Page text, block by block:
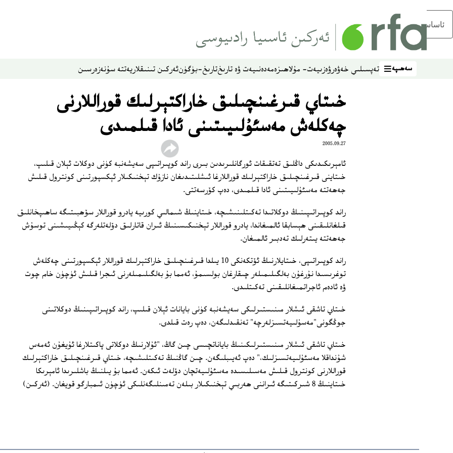
ئاساسلىق مەزمۇنغا ئاتلاڭ
سەھىپە
سەھىپە تەپسىلىي خەۋەرۋەزىيەت- مۇلاھىزەمەدەنىيەت ۋە تارىختارىخ-بۈگۈنئەركىن تىنىقلاريەتتە سۇنەزەرسىن
خىتاي قىرغىنچىلىق خاراكتېرلىك قوراللارنى
چەكلەش مەسئۇلىيىتىنى ئادا قىلمىدى
2005.09.27
ئامېرىكىدىكى داڭلىق تەتقىقات ئورگانلىرىدىن بىرى راند كوپىراتىپى سەيشەنبە كۈنى دوكلات ئېلان قىلىپ،
خىتاينى قىرغىنچىلىق خاراكتېرلىك قوراللارغا ئىشلىتىدىغان نازۇك تېخنىكىلار ئېكسپورتىنى كونترول قىلىش
جەھەتتە مەسئۇلىيىتىنى ئادا قىلمىدى، دەپ كۆرسەتتى.
راند كوپىراتىپىنىڭ دوكلاتىدا تەكىتلىنىشىچە، خىتاينىڭ شىمالىي كورىيە يادرو قوراللار سۆھبىتىگە ساھىپخانلىق
قىلغانلىقىنى ھېسابقا ئالمىغاندا، يادرو قوراللار تېخنىكىسىنىڭ ئىران قاتارلىق دۆلەتلەرگە كېڭىيىشىنى توسۇش
جەھەتتە يىتەرلىك تەدبىر ئالمىغان.
راند كوپىراتىپى، خىتايلارنىڭ ئۆتكەنكى 10 يىلدا قىرغىنچىلىق خاراكتېرلىك قوراللار ئېكسپورتىنى چەكلەش
توغرىسىدا نۇرغۇن بەلگىلىمىلەر چىقارغان بولسىمۇ، ئەمما بۇ بەلگىلىمىلەرنى ئىجرا قىلىش ئۈچۈن خام چوت
ۋە ئادەم ئاجراتمىغانلىقىنى تەكىتلىدى.
خىتاي تاشقى ئىشلار مىنىستىرلىكى سەيشەنبە كۈنى بايانات ئېلان قىلىپ، راند كوپىراتىپىنىڭ دوكلاتىنى
جوڭگونى"مەسۇلىيەتسىزلەرچە" تەنقىدلىگەن، دەپ رەت قىلدى.
خىتاي تاشقى ئىشلار مىنىستىرلىكىنىڭ باياناتچىسى چىن گاڭ، "ئۇلارنىڭ دوكلاتى پاكىتلارغا ئۇيغۇن ئەمەس
شۇنداقلا مەسئۇلىيەتسىزلىك،" دەپ ئەيىبلىگەن. چىن گاڭنىڭ تەكىتلىشىچە، خىتاي قىرغىنچىلىق خاراكتېرلىك
قوراللارنى كونترول قىلىش مەسىلىسىدە مەسئۇلىيەتچان دۆلەت ئىكەن. ئەمما بۇ يىلنىڭ باشلىرىدا ئامېرىكا
خىتاينىڭ 8 شىركىتىگە ئىراننى ھەربىي تېخنىكىلار بىلەن تەمىنلىگەنلىكى ئۈچۈن ئىمبارگو قويغان. (ئەركىن)